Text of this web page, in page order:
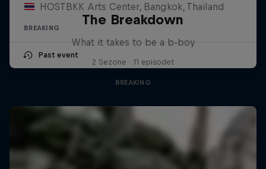
HOSTBKK Arts Center, Bangkok, Thailand
BREAKING
Past event
The Breakdown
What it takes to be a b-boy
2 Sezone · 11 episodet
BREAKING